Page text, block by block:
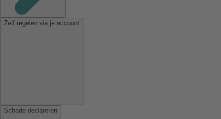
Zelf regelen via je account
Schade declareren